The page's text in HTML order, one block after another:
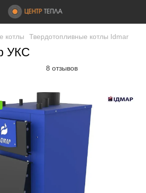
котлы Твердотопливные котлы Idmar
УКС
8 отзывов